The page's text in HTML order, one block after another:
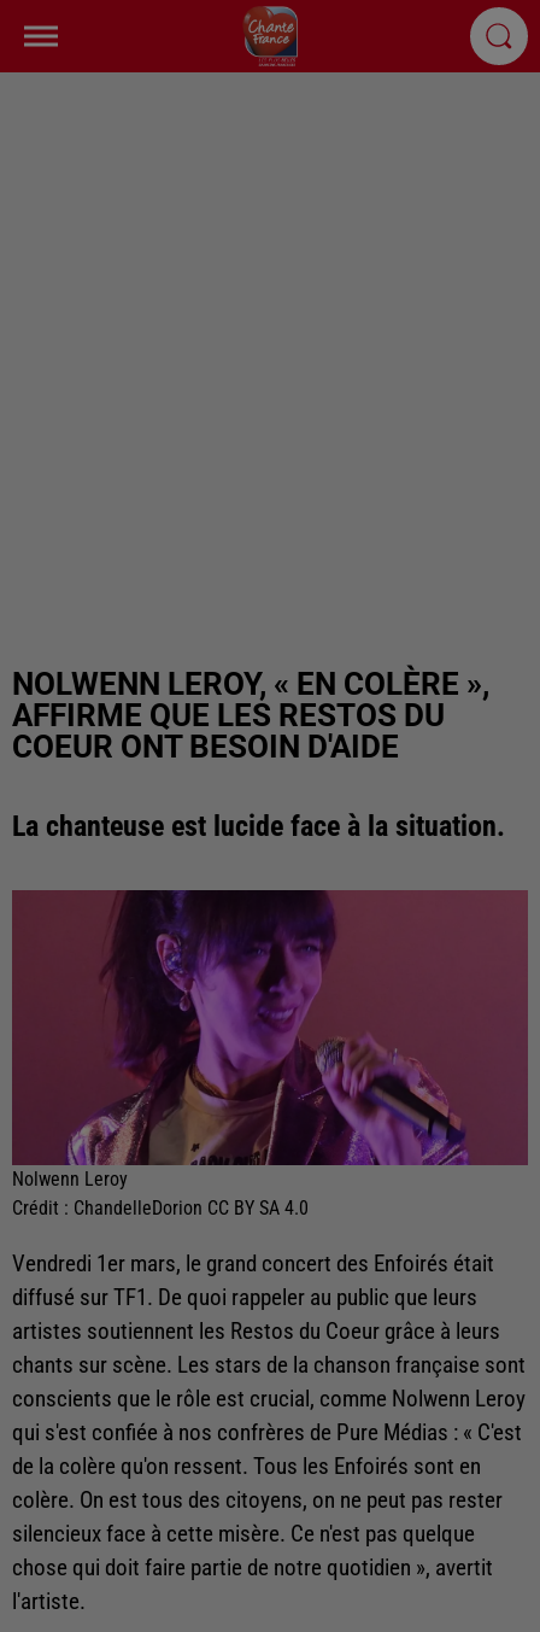
NOLWENN LEROY, « EN COLÈRE »,
AFFIRME QUE LES RESTOS DU
COEUR ONT BESOIN D'AIDE
La chanteuse est lucide face à la situation.
Nolwenn Leroy
Crédit : ChandelleDorion CC BY SA 4.0
Vendredi 1er mars, le grand concert des Enfoirés était
diffusé sur TF1. De quoi rappeler au public que leurs
artistes soutiennent les Restos du Coeur grâce à leurs
chants sur scène. Les stars de la chanson française sont
conscients que le rôle est crucial, comme Nolwenn Leroy
qui s'est confiée à nos confrères de Pure Médias : « C'est
de la colère qu'on ressent. Tous les Enfoirés sont en
colère. On est tous des citoyens, on ne peut pas rester
silencieux face à cette misère. Ce n'est pas quelque
chose qui doit faire partie de notre quotidien », avertit
l'artiste.